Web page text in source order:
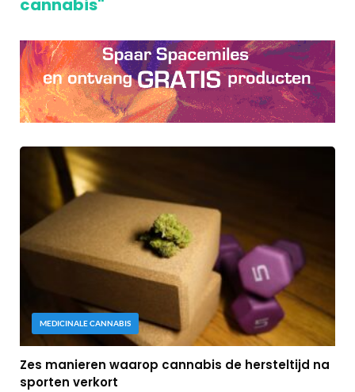
cannabis"
MEDICINALE CANNABIS
Zes manieren waarop cannabis de hersteltijd na
sporten verkort